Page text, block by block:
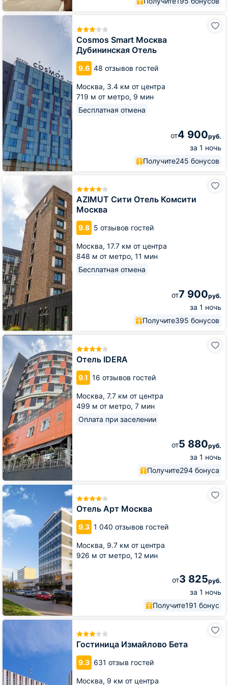
Cosmos Smart Москва
Дубининская Отель
9.6 48 отзывов гостей
Москва, 3.4 км от центра
719 м от метро, 9 мин
Бесплатная отмена
от4 900руб.
за 1 ночь
Получите245 бонусов
Cosmos
Отель
AZIMUT Сити Отель Комсити
Москва
9.8 5 отзывов гостей
Москва, 17.7 км от центра
848 м от метро, 11 мин
Бесплатная отмена
от7 900руб.
за 1 ночь
Получите395 бонусов
Сити
Отель
Комсити
Москва
Отель IDERA
9.1 16 отзывов гостей
Москва, 7.7 км от центра
499 м от метро, 7 мин
Оплата при заселении
от5 880руб.
за 1 ночь
Получите294 бонуса
Отель
Отель Арт Москва
9.3 1 040 отзывов гостей
Москва, 9.7 км от центра
926 м от метро, 12 мин
от3 825руб.
за 1 ночь
Получите191 бонус
Отель
Арт
Гостиница Измайлово Бета
9.3 631 отзыв гостей
Москва, 9 км от центра
Гостиница